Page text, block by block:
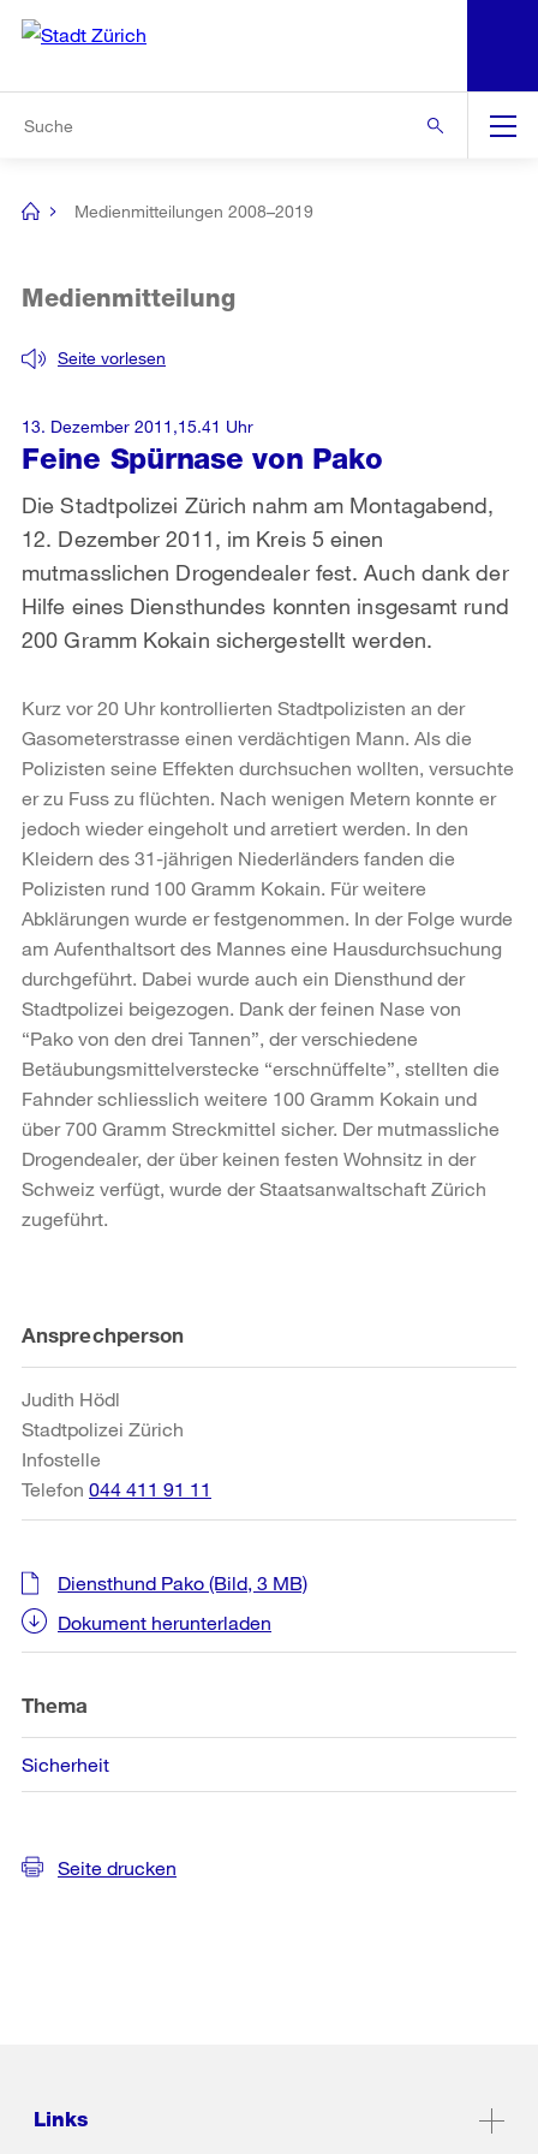
Navigation
[no
Medienmitteilungen 2008–2019
Feine Spürnase von Pako
Seite vorlesen
Medienmitteilung
Die Stadtpolizei Zürich nahm am Montagabend,
12. Dezember 2011, im Kreis 5 einen
mutmasslichen Drogendealer fest. Auch dank der
Hilfe eines Diensthundes konnten insgesamt rund
200 Gramm Kokain sichergestellt werden.
13. Dezember 2011,15.41 Uhr
Kurz vor 20 Uhr kontrollierten Stadtpolizisten an der
Gasometerstrasse einen verdächtigen Mann. Als die
Polizisten seine Effekten durchsuchen wollten, versuchte
er zu Fuss zu flüchten. Nach wenigen Metern konnte er
jedoch wieder eingeholt und arretiert werden. In den
Kleidern des 31-jährigen Niederländers fanden die
Polizisten rund 100 Gramm Kokain. Für weitere
Abklärungen wurde er festgenommen. In der Folge wurde
am Aufenthaltsort des Mannes eine Hausdurchsuchung
durchgeführt. Dabei wurde auch ein Diensthund der
Stadtpolizei beigezogen. Dank der feinen Nase von
“Pako von den drei Tannen”, der verschiedene
Betäubungsmittelverstecke “erschnüffelte”, stellten die
Fahnder schliesslich weitere 100 Gramm Kokain und
über 700 Gramm Streckmittel sicher. Der mutmassliche
Drogendealer, der über keinen festen Wohnsitz in der
Schweiz verfügt, wurde der Staatsanwaltschaft Zürich
zugeführt.
Weitere
Informationen
Ansprechperson
Judith Hödl
Stadtpolizei Zürich
Infostelle
Telefon 044 411 91 11
Diensthund Pako (Bild, 3 MB)
Dokument herunterladen
Thema
Sicherheit
Seite drucken
Links